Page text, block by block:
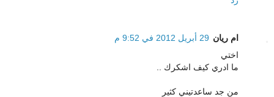
ام ريان 29 أبريل 2012 في 9:52 م
اختي
ما ادري كيف اشكرك ..
من جد ساعدتيني كثير